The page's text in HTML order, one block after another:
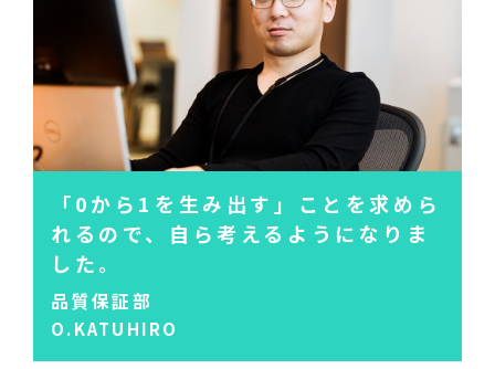
「0から1を生み出す」ことを求めら
れるので、 自ら考えるようになりま
した。
品質保証部
O.KATUHIRO